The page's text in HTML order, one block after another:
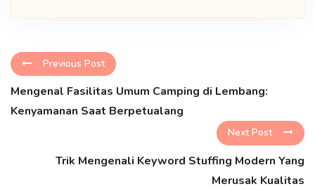
Previous Post
Mengenal Fasilitas Umum Camping di Lembang:
Kenyamanan Saat Berpetualang
Next Post
Trik Mengenali Keyword Stuffing Modern Yang
Merusak Kualitas